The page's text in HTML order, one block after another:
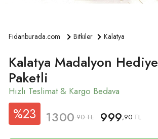
Fidanburada.com Bitkiler Kalatya
Kalatya Madalyon Hediye
Paketli
%23 1300.90 TL 999,90 TL